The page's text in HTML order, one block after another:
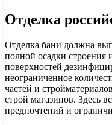
Отделка
Отделка бани должна
полной осадки строения
поверхностей
неограниченное
частей и
строй магазинов. Здесь
предпочтений и